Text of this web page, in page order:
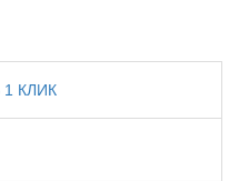
КЛИК